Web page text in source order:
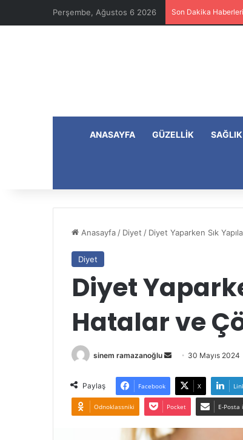
Perşembe, Ağustos 6 2026 Son Dakika Haberleri
ANASAYFA GÜZELLIK SAĞLIK
Anasayfa / Diyet / Diyet Yaparken Sık
Diyet
Diyet
Hatalar ve
sinem ramazanoğlu
Bir
posta
göndermek
30 Mayıs 2024
Paylaş Facebook X
Odnoklassniki Pocket E-